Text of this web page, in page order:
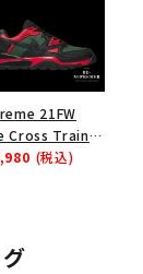
ダーバッグ ブラッ
21FW
Cross Trainer
イキクロスト
(税込)